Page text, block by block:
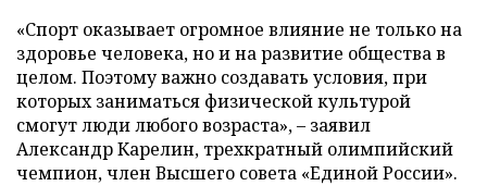
«Спорт оказывает огромное влияние не только на
здоровье человека, но и на развитие общества в
целом. Поэтому важно создавать условия, при
которых заниматься физической культурой
смогут люди любого возраста», – заявил
Александр Карелин, трехкратный олимпийский
чемпион, член Высшего совета «Единой России».